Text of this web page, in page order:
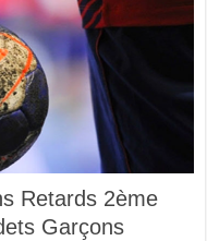
Retards 2ème
Garçons